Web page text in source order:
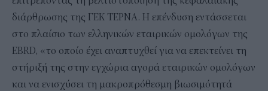
διάρθρωσης της ΓΕΚ ΤΕΡΝΑ. Η επένδυση εντάσσεται
στο πλαίσιο των ελληνικών εταιρικών ομολόγων της
EBRD, «το οποίο έχει αναπτυχθεί για να επεκτείνει τη
στήριξή της στην εγχώρια αγορά εταιρικών ομολόγων
και να ενισχύσει τη μακροπρόθεσμη βιωσιμότητά